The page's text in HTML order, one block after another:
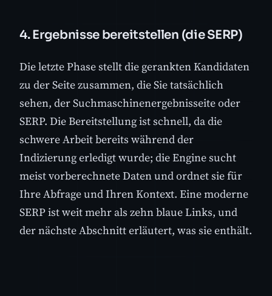
4. Ergebnisse bereitstellen (die SERP)
Die letzte Phase stellt die gerankten Kandidaten
zu der Seite zusammen, die Sie tatsächlich
sehen, der Suchmaschinenergebnisseite oder
SERP. Die Bereitstellung ist schnell, da die
schwere Arbeit bereits während der
Indizierung erledigt wurde; die Engine sucht
meist vorberechnete Daten und ordnet sie für
Ihre Abfrage und Ihren Kontext. Eine moderne
SERP ist weit mehr als zehn blaue Links, und
der nächste Abschnitt erläutert, was sie enthält.